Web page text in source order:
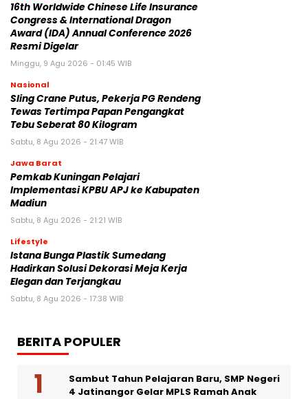
16th Worldwide Chinese Life Insurance
Congress & International Dragon
Award (IDA) Annual Conference 2026
Resmi Digelar
Minggu, 9 Agu 2026 - 01:45 WIB
Nasional
Sling Crane Putus, Pekerja PG Rendeng
Tewas Tertimpa Papan Pengangkat
Tebu Seberat 80 Kilogram
Sabtu, 8 Agu 2026 - 21:47 WIB
Jawa Barat
Pemkab Kuningan Pelajari
Implementasi KPBU APJ ke Kabupaten
Madiun
Sabtu, 8 Agu 2026 - 21:21 WIB
Lifestyle
Istana Bunga Plastik Sumedang
Hadirkan Solusi Dekorasi Meja Kerja
Elegan dan Terjangkau
Sabtu, 8 Agu 2026 - 17:38 WIB
BERITA POPULER
Sambut Tahun Pelajaran Baru, SMP Negeri
4 Jatinangor Gelar MPLS Ramah Anak